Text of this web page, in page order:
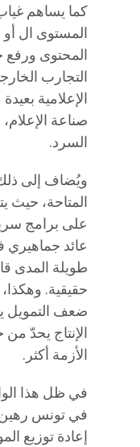
كما يساهم
المستوى ال
المحتوى
التجارب
الإعلامية
صناعة
السرد.
ويُضاف إلى ذلك
المتاحة، حيث
على برامج
عائد جماهيري
طويلة المدى
حقيقية.
ضعف التمويل
الإنتاج يحدّ
الأزمة أكثر.
في ظل هذا
في تونس رهين
إعادة توزيع